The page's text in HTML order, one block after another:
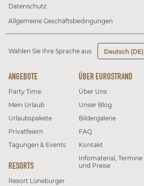
Datenschutz
Allgemeine Geschäftsbedingungen
Wählen Sie Ihre Sprache aus Deutsch (DE)
ANGEBOTE
Party Time
Mein Urlaub
Urlaubspakete
Privatfeiern
Tagungen & Events
RESORTS
Resort Lüneburger
ÜBER EUROSTRAND
Über Uns
Unser Blog
Bildergalerie
FAQ
Kontakt
Infomaterial, Termine
und Preise